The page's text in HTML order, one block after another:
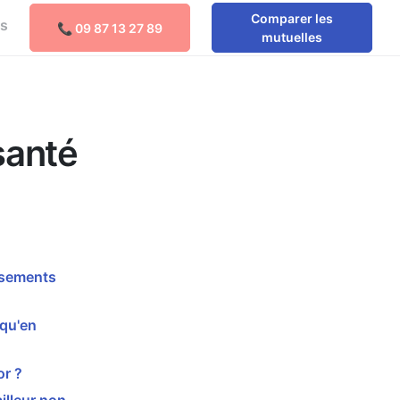
📞 09 87 13 27 89
Comparer les
mutuelles
Comparer les mutuelles
?